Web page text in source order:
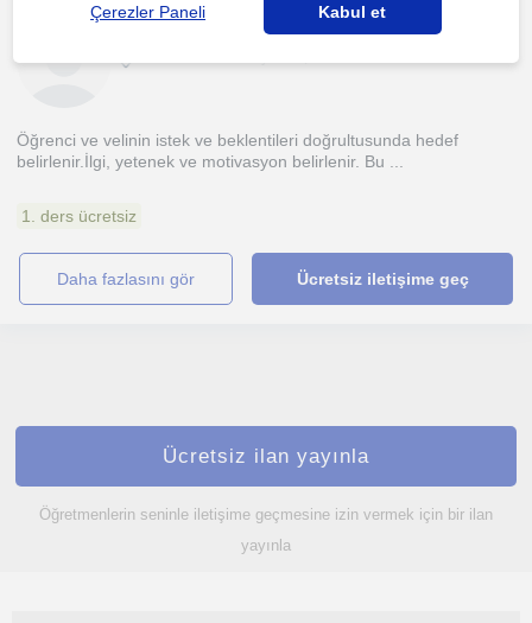
Kariyer Danismanligi
Öğrenci ve velinin istek ve beklentileri doğrultusunda hedef
belirlenir.İlgi, yetenek ve motivasyon belirlenir. Bu ...
1. ders ücretsiz
daha fazlasını gör Ücretsiz iletişime geç
Ücretsiz ilan yayınla
Öğretmenlerin seninle iletişime geçmesine izin vermek için bir ilan
yayınla
Çerezler Paneli Kabul et